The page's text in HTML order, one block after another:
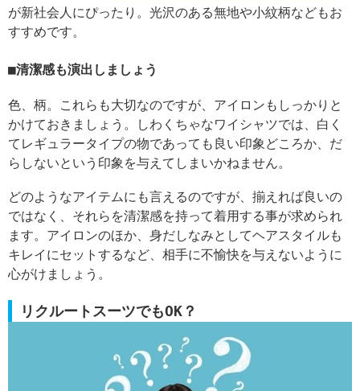
が新社会人にぴったり。光沢のある無地や小紋柄などもお
すすめです。
清潔感も演出しましょう
色、柄。これらも大切なのですが、アイロンもしっかりと
かけておきましょう。しわくちゃなワイシャツでは、白く
てレギュラータイプの物であっても良い印象どころか、だ
らしないという印象を与えてしまいかねません。
どのようなアイテムにも言えるのですが、揃えれば良いの
ではなく、それらを清潔感を持って着用する事が求められ
ます。アイロンのほか、身だしなみとしてヘアスタイルも
キレイにセットするなど、相手に不愉快を与えないように
心がけましょう。
リクルートスーツでもOK？